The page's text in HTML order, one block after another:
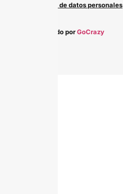
Protección de datos personales
Desarrollado porGoCrazy